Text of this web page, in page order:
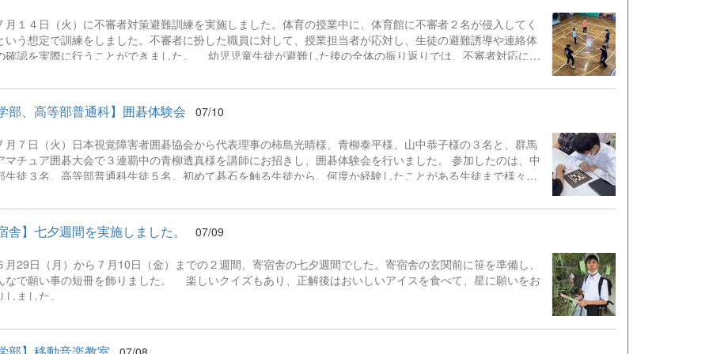
来栄えだったと感じました。声量、抑揚、話すスピード、間の取り方、どれも素晴らしいものでした。本大
リモートで各学校へ配信されており、本校でもたくさんの生徒と職員が神宮さんの弁論を聞き、心を動...
１４日（火）に不審者対策避難訓練を実施しました。体育の授業中に、体育館に不審者２名が侵入してく
いう想定で訓練をしました。不審者に扮した職員に対して、授業担当者が応対し、生徒の避難誘導や連絡体
確認を実際に行うことができました。 幼児児童生徒が避難した後の全体の振り返りでは、不審者対応に関
部、高等部普通科】囲碁体験会 07/10
７日（火）日本視覚障害者囲碁協会から代表理事の柿島光晴様、青柳泰平様、山中恭子様の３名と、群馬
マチュア囲碁大会で３連覇中の青柳透真様を講師にお招きし、囲碁体験会を行いました。 参加したのは、中
生徒３名、高等部普通科生徒５名。初めて碁石を触る生徒から、何度か経験したことがある生徒まで様々で
ら囲碁の楽しみ方の指導を受けました。クイズや石取りゲームから始まり、教師を相手にした陣地取りを行
がらの体験会でした。「アイゴ」は、触った感覚で碁石の位置や碁石の白黒を判別でき、視覚障害のある方
しむことができます。 体験した生徒たちは、「難しかったけど、夢中になれた。また友だちと一緒にやりた
いました。 体験会の終わりには、柿島様から「アイゴ」１９路盤を寄贈していただきました。全校の幼児
生徒で使用させていただきます。ありがとうございました。 （群馬テレビで囲碁体験会の様子が...
舎】七夕週間を実施しました。 07/09
29日（月）から７月10日（金）までの２週間、寄宿舎の七夕週間でした。寄宿舎の玄関前に笹を準備し、
なで願い事の短冊を飾りました。 楽しいクイズもあり、正解後はおいしいアイスを食べて、星に願いをお
しました。